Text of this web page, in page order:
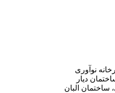
نوآوری
دیار
ساختمان البان